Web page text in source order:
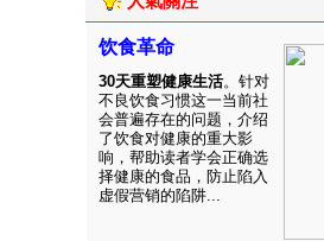
饮食革命
30天重塑健康生活。针对
不良饮食习惯这一当前社
会普遍存在的问题，介绍
了饮食对健康的重大影
响，帮助读者学会正确选
择健康的食品，防止陷入
虚假营销的陷阱...